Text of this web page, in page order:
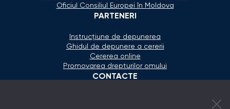
Oficiul Consiliul Europei în Moldova
PARTENERI
Instrucțiune de depunerea
Ghidul de depunere a cererii
Cererea online
Promovarea drepturilor omului
CONTACTE